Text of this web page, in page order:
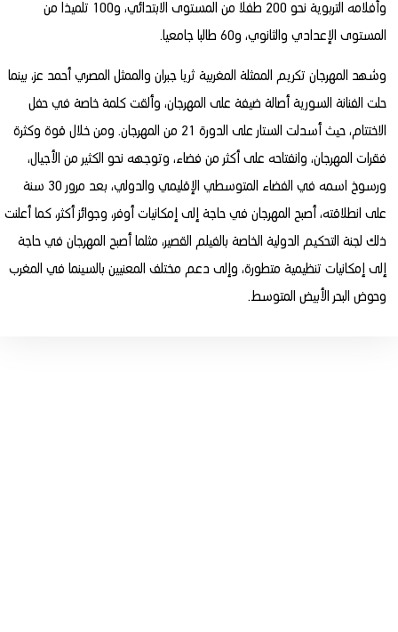
وأفلامه التربوية نحو 200 طفلا من المستوى الابتدائي، و100 تلميذا من
المستوى الإعدادي والثانوي، و60 طالبا جامعيا.
وشهد المهرجان تكريم الممثلة المغربية ثريا جبران والممثل المصري أحمد عز، بينما
حلت الفنانة السورية أصالة ضيفة على المهرجان، وألقت كلمة خاصة في حفل
الاختتام، حيث أسدلت الستار على الدورة 21 من المهرجان. ومن خلال قوة وكثرة
فقرات المهرجان، وانفتاحه على أكثر من فضاء، وتوجهه نحو الكثير من الأجيال،
ورسوخ اسمه في الفضاء المتوسطي الإقليمي والدولي، بعد مرور 30 سنة
على انطلاقته، أصبح المهرجان في حاجة إلى إمكانيات أوفر، وجوائز أكثر، كما أعلنت
ذلك لجنة التحكيم الدولية الخاصة بالفيلم القصير، مثلما أصبح المهرجان في حاجة
إلى إمكانيات تنظيمية متطورة، وإلى دعم مختلف المعنيين بالسينما في المغرب
وحوض البحر الأبيض المتوسط.